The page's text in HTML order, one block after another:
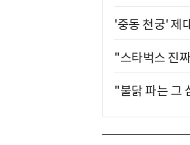
'중동 천궁' 제
"스타벅스 진
"불닭 파는 그